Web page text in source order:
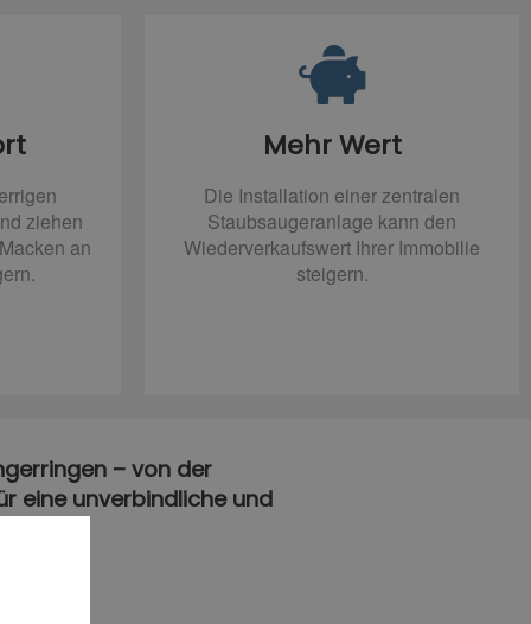
ziehen
an
Mehr Wert
Die Installation einer zentralen
Staubsaugeranlage kann den
Wiederverkaufswert Ihrer Immobilie
steigern.
– von der
eine unverbindliche und